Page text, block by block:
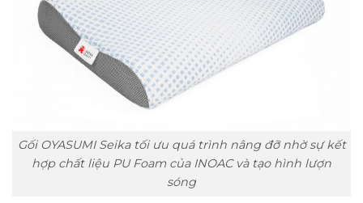
Gối OYASUMI Seika tối ưu quá trình nâng đỡ nhờ sự kết
hợp chất liệu PU Foam của INOAC và tạo hình lượn
sóng